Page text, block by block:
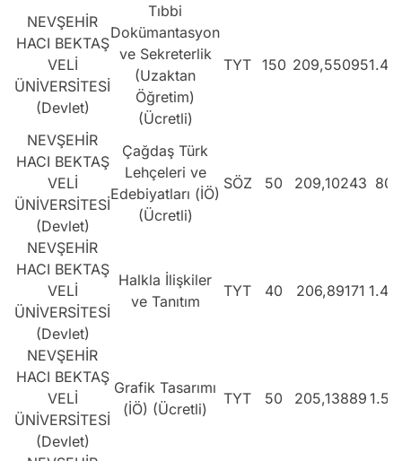
NEVŞEHİR
HACI BEKTAŞ
VELİ
ÜNİVERSİTESİ
(Devlet)
Tıbbi
Dokümantasyon
ve Sekreterlik
(Uzaktan
Öğretim)
(Ücretli)
TYT 150 209,55095
NEVŞEHİR
HACI BEKTAŞ
VELİ
ÜNİVERSİTESİ
(Devlet)
Çağdaş Türk
Lehçeleri ve
Edebiyatları (İÖ)
(Ücretli)
SÖZ 50 209,10243
NEVŞEHİR
HACI BEKTAŞ
VELİ
ÜNİVERSİTESİ
(Devlet)
Halkla İlişkiler
ve Tanıtım
TYT 40 206,89171
NEVŞEHİR
HACI BEKTAŞ
VELİ
ÜNİVERSİTESİ
(Devlet)
Grafik Tasarımı
(İÖ) (Ücretli)
TYT 50 205,13889